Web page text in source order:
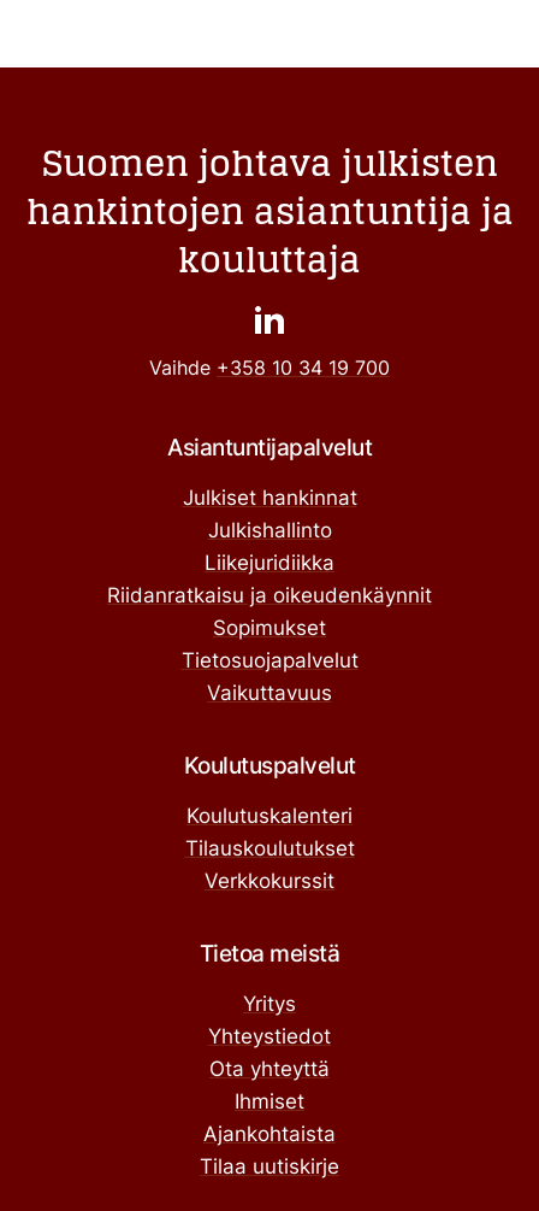
Suomen johtava julkisten
hankintojen asiantuntija ja
kouluttaja
Vaihde +358 10 34 19 700
Asiantuntijapalvelut
Julkiset hankinnat
Julkishallinto
Liikejuridiikka
Riidanratkaisu ja oikeudenkäynnit
Sopimukset
Tietosuojapalvelut
Vaikuttavuus
Koulutuspalvelut
Koulutuskalenteri
Tilauskoulutukset
Verkkokurssit
Tietoa meistä
Yritys
Yhteystiedot
Ota yhteyttä
Ihmiset
Ajankohtaista
Tilaa uutiskirje